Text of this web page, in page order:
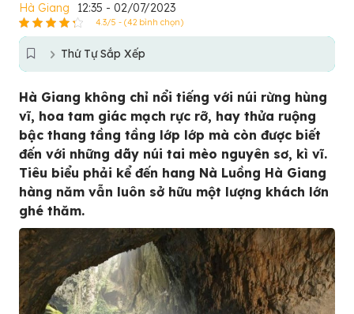
Hà Giang 12:35 - 02/07/2023
4.3/5 - (42 bình chọn)
Thứ Tự Sắp Xếp
Hà Giang không chỉ nổi tiếng với núi rừng hùng
vĩ, hoa tam giác mạch rực rỡ, hay thửa ruộng
bậc thang tầng tầng lớp lớp mà còn được biết
đến với những dãy núi tai mèo nguyên sơ, kì vĩ.
Tiêu biểu phải kể đến hang Nà Luồng Hà Giang
hàng năm vẫn luôn sở hữu một lượng khách lớn
ghé thăm.